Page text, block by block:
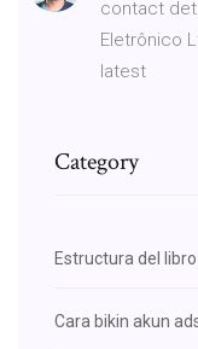
contact
Eletrônico
latest
Category
Estructura del
Cara bikin akun